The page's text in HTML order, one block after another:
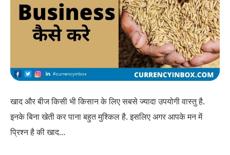
खाद और बीज किसी भी किसान के लिए सबसे ज्यादा उपयोगी वास्तु है.
इनके बिना खेती कर पाना बहुत मुश्किल है. इसलिए अगर आपके मन में
प्रिश्न है की खाद...